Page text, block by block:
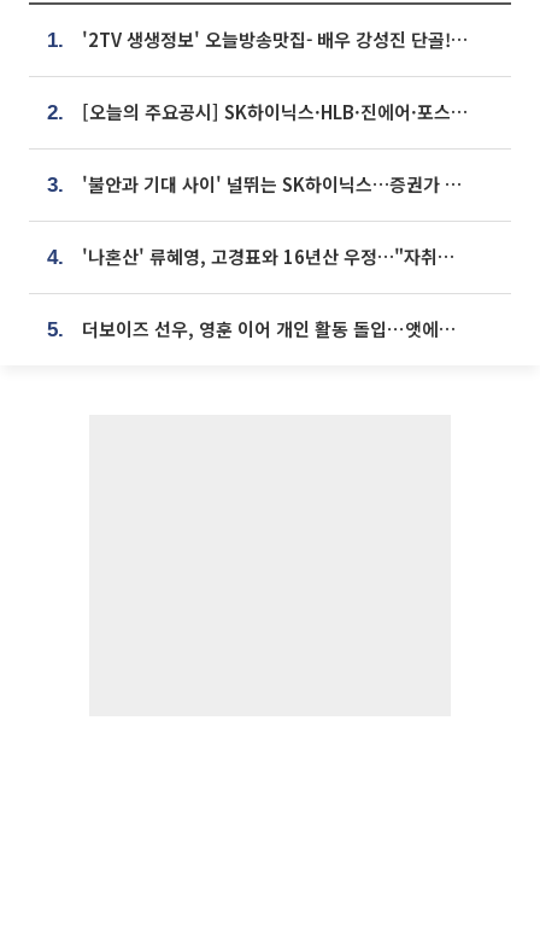
1. '2TV 생생정보' 오늘방송맛집- 배우 강성진 단골! 쌀국수ㆍ푸팟퐁 커리 맛집 '블○○○'
2. [오늘의 주요공시] SK하이닉스·HLB·진에어·포스코홀딩스·네이버·대우건설 등
3. '불안과 기대 사이' 널뛰는 SK하이닉스…증권가 "HBM4·LTA 기반 펀터멘털 견고"
4. '나혼산' 류혜영, 고경표와 16년산 우정…"자취방서 부모님과 마주쳐"
5. 더보이즈 선우, 영훈 이어 개인 활동 돌입⋯앳에어리어와 전속계약